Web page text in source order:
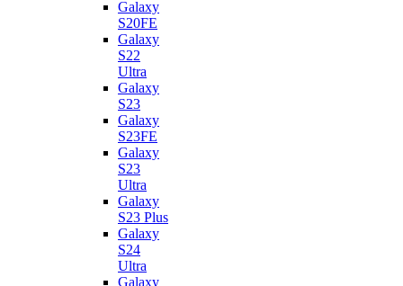
Galaxy
S20FE
Galaxy
S22
Ultra
Galaxy
S23
Galaxy
S23FE
Galaxy
S23
Ultra
Galaxy
S23 Plus
Galaxy
S24
Ultra
Galaxy